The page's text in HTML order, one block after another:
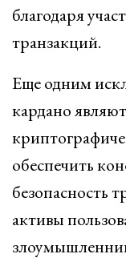
благодаря
транзакций.
Еще одним
кардано
обеспечить
безопасность
активы